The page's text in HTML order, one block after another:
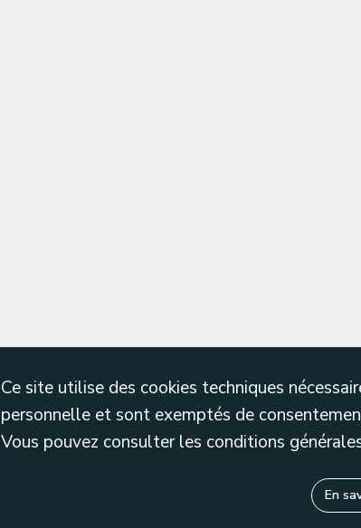
Ce site utilise des cookies techniques
personnelle et sont exemptés de
Vous pouvez consulter les conditions
En